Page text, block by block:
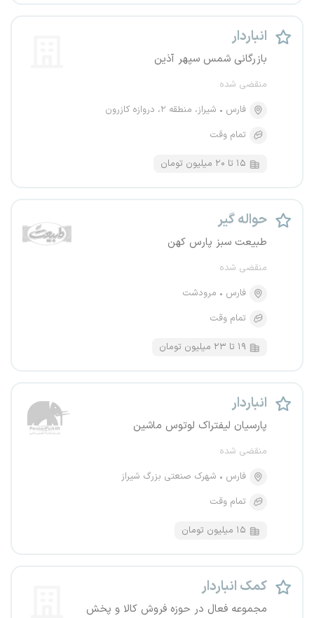
انباردار
بازرگانی شمس سپهر آذین
منقضی شده
فارس
شیراز، منطقه ۲، دروازه کازرون
تمام وقت
۱۵ تا ۲۰ میلیون تومان
حواله گیر
طبیعت سبز پارس کهن
منقضی شده
فارس
مرودشت
تمام وقت
۱۹ تا ۲۳ میلیون تومان
انباردار
پارسیان لیفتراک لوتوس ماشین
منقضی شده
فارس
شهرک صنعتی بزرگ شیراز
تمام وقت
۱۵ میلیون تومان
کمک انباردار
مجموعه فعال در حوزه فروش کالا و پخش